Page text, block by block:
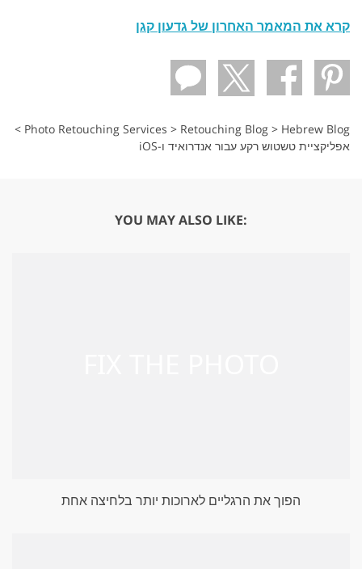
קרא את המאמר האחרון של גדעון קגן
Photo Retouching Services > Retouching Blog > Hebrew Blog
>
אפליקציית טשטוש רקע עבור אנדרואיד ו-iOS
YOU MAY ALSO LIKE:
הפוך את הרגליים לארוכות יותר בלחיצה אחת